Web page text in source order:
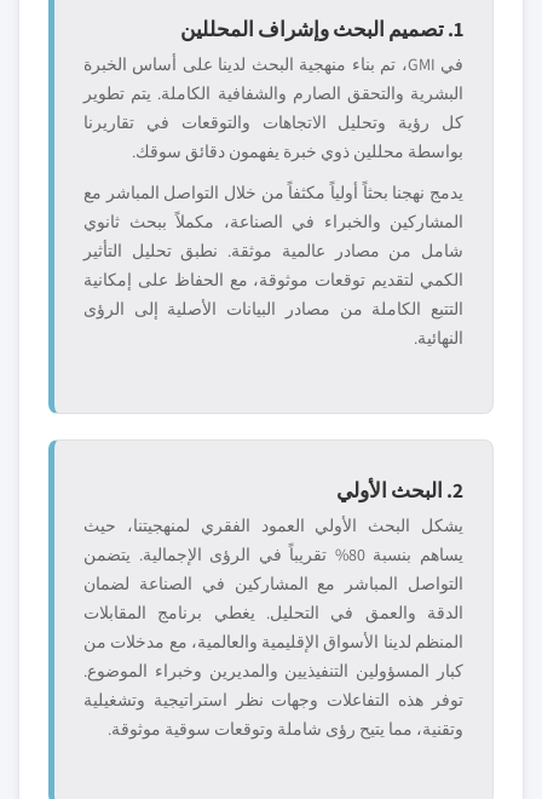
1. تصميم البحث وإشراف المحللين
في GMI، تم بناء منهجية البحث لدينا على أساس الخبرة
البشرية والتحقق الصارم والشفافية الكاملة. يتم تطوير
كل رؤية وتحليل الاتجاهات والتوقعات في تقاريرنا
بواسطة محللين ذوي خبرة يفهمون دقائق سوقك.
يدمج نهجنا بحثاً أولياً مكثفاً من خلال التواصل المباشر مع
المشاركين والخبراء في الصناعة، مكملاً ببحث ثانوي
شامل من مصادر عالمية موثقة. نطبق تحليل التأثير
الكمي لتقديم توقعات موثوقة، مع الحفاظ على إمكانية
التتبع الكاملة من مصادر البيانات الأصلية إلى الرؤى
النهائية.
2. البحث الأولي
يشكل البحث الأولي العمود الفقري لمنهجيتنا، حيث
يساهم بنسبة 80% تقريباً في الرؤى الإجمالية. يتضمن
التواصل المباشر مع المشاركين في الصناعة لضمان
الدقة والعمق في التحليل. يغطي برنامج المقابلات
المنظم لدينا الأسواق الإقليمية والعالمية، مع مدخلات من
كبار المسؤولين التنفيذيين والمديرين وخبراء الموضوع.
توفر هذه التفاعلات وجهات نظر استراتيجية وتشغيلية
وتقنية، مما يتيح رؤى شاملة وتوقعات سوقية موثوقة.